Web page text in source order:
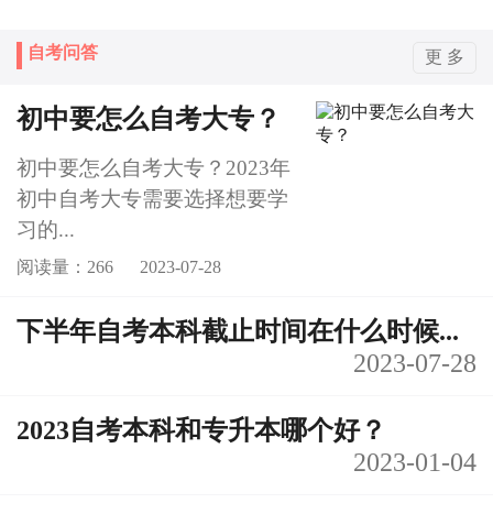
自考问答 更 多
初中要怎么自考大专？
初中要怎么自考大专？2023年
初中自考大专需要选择想要学
习的...
阅读量：266 2023-07-28
下半年自考本科截止时间在什么时候...
2023-07-28
2023自考本科和专升本哪个好？
2023-01-04